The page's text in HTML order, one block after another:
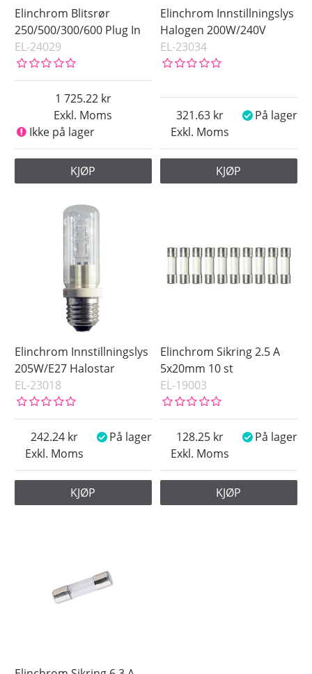
Elinchrom Blitsrør
250/500/300/600 Plug In
EL-24029
Exkl. Moms
1 725.22
Ikke på lager
KJØP
Elinchrom Innstillningslys
Halogen 200W/240V
EL-23034
Exkl. Moms
321.63 På lager
KJØP
Elinchrom Innstillningslys
205W/E27 Halostar
EL-23018
Exkl. Moms
242.24 På lager
KJØP
Elinchrom Sikring 2.5 A
5x20mm 10 st
EL-19003
Exkl. Moms
128.25 På lager
KJØP